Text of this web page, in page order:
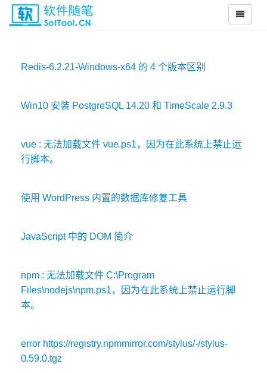
Redis-6.2.21-Windows-x64 的 4 个版本区别
Win10 安装 PostgreSQL 14.20 和 TimeScale 2.9.3
vue : 无法加载文件 vue.ps1，因为在此系统上禁止运
行脚本。
使用 WordPress 内置的数据库修复工具
JavaScript 中的 DOM 简介
npm : 无法加载文件 C:\Program
Files\nodejs\npm.ps1，因为在此系统上禁止运行脚
本。
error https://registry.npmmirror.com/stylus/-/stylus-
0.59.0.tgz